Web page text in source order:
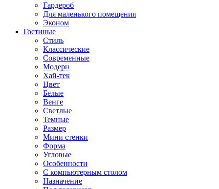
Гардероб
Для маленького помещения
Эконом
Гостиные
Стиль
Классические
Современные
Модерн
Хай-тек
Цвет
Белые
Венге
Светлые
Темные
Размер
Мини стенки
Форма
Угловые
Особенности
С компьютерным столом
Назначение